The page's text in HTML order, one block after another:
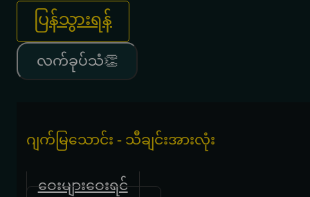
ပြန်သွားရန်
လက်ခုပ်သံ👏
ဂျက်မြသောင်း - သီချင်းအားလုံး
ဝေးများဝေးရင်